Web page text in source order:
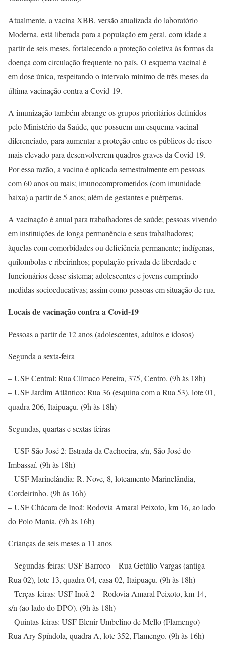
Atualmente, a vacina XBB, versão atualizada do laboratório
Moderna, está liberada para a população em geral, com idade a
partir de seis meses, fortalecendo a proteção coletiva às formas da
doença com circulação frequente no país. O esquema vacinal é
em dose única, respeitando o intervalo mínimo de três meses da
última vacinação contra a Covid-19.
A imunização também abrange os grupos prioritários definidos
pelo Ministério da Saúde, que possuem um esquema vacinal
diferenciado, para aumentar a proteção entre os públicos de risco
mais elevado para desenvolverem quadros graves da Covid-19.
Por essa razão, a vacina é aplicada semestralmente em pessoas
com 60 anos ou mais; imunocomprometidos (com imunidade
baixa) a partir de 5 anos; além de gestantes e puérperas.
A vacinação é anual para trabalhadores de saúde; pessoas vivendo
em instituições de longa permanência e seus trabalhadores;
àquelas com comorbidades ou deficiência permanente; indígenas,
quilombolas e ribeirinhos; população privada de liberdade e
funcionários desse sistema; adolescentes e jovens cumprindo
medidas socioeducativas; assim como pessoas em situação de rua.
Locais de vacinação contra a Covid-19
Pessoas a partir de 12 anos (adolescentes, adultos e idosos)
Segunda a sexta-feira
– USF Central: Rua Clímaco Pereira, 375, Centro. (9h às 18h)
– USF Jardim Atlântico: Rua 36 (esquina com a Rua 53), lote 01,
quadra 206, Itaipuaçu. (9h às 18h)
Segundas, quartas e sextas-feiras
– USF São José 2: Estrada da Cachoeira, s/n, São José do
Imbassaí. (9h às 18h)
– USF Marinelândia: R. Nove, 8, loteamento Marinelândia,
Cordeirinho. (9h às 16h)
– USF Chácara de Inoã: Rodovia Amaral Peixoto, km 16, ao lado
do Polo Mania. (9h às 16h)
Crianças de seis meses a 11 anos
– Segundas-feiras: USF Barroco – Rua Getúlio Vargas (antiga
Rua 02), lote 13, quadra 04, casa 02, Itaipuaçu. (9h às 18h)
– Terças-feiras: USF Inoã 2 – Rodovia Amaral Peixoto, km 14,
s/n (ao lado do DPO). (9h às 18h)
– Quintas-feiras: USF Elenir Umbelino de Mello (Flamengo) –
Rua Ary Spíndola, quadra A, lote 352, Flamengo. (9h às 16h)